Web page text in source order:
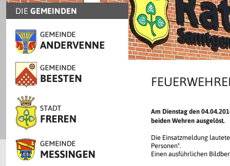
DIE GEMEINDEN
Am Dienstag den
beiden Wehren ausgelöst.
Die Einsatzmeldung
Personen".
Einen ausführlichen